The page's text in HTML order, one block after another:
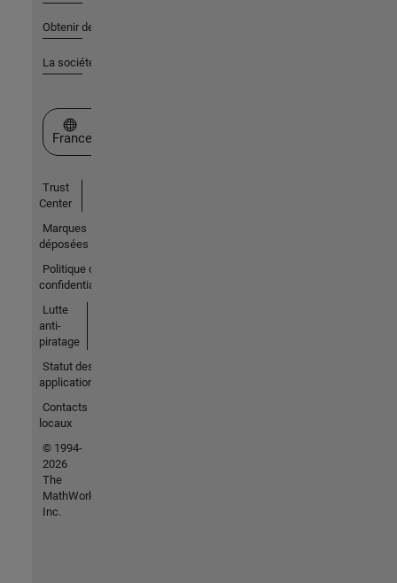
Obtenir de l'aide
La société
Sélectionner un site web
France
Trust
Center
Marques
déposées
Politique de
confidentialité
Lutte
anti-
piratage
Statut des
applications
Contacts
locaux
© 1994-
2026
The
MathWorks,
Inc.